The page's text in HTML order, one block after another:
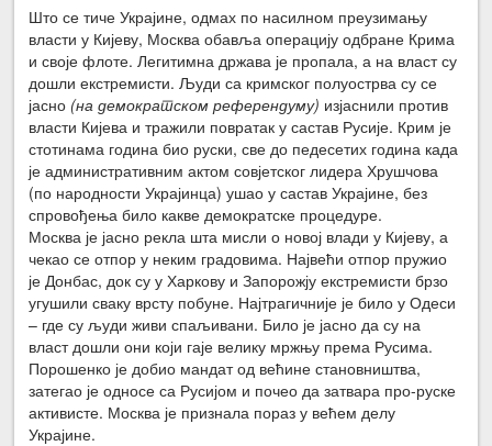
Што се тиче Украјине, одмах по насилном преузимању
власти у Кијеву, Москва обавља операцију одбране Крима
и своје флоте. Легитимна држава је пропала, а на власт су
дошли екстремисти. Људи са кримског полуострва су се
јасно (на демократском референдуму) изјаснили против
власти Кијева и тражили повратак у састав Русије. Крим је
стотинама година био руски, све до педесетих година када
је административним актом совјетског лидера Хрушчова
(по народности Украјинца) ушао у састав Украјине, без
спровођења било какве демократске процедуре.
Москва је јасно рекла шта мисли о новој влади у Кијеву, а
чекао се отпор у неким градовима. Највећи отпор пружио
је Донбас, док су у Харкову и Запорожју екстремисти брзо
угушили сваку врсту побуне. Најтрагичније је било у Одеси
– где су људи живи спаљивани. Било је јасно да су на
власт дошли они који гаје велику мржњу према Русима.
Порошенко је добио мандат од већине становништва,
затегао је односе са Русијом и почео да затвара про-руске
активисте. Москва је признала пораз у већем делу
Украјине.